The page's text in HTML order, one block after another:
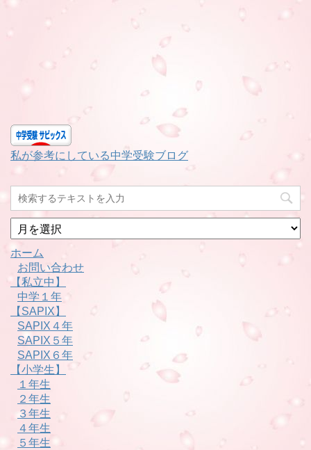
私が参考にしている中学受験ブログ
月
別
ホーム
お問い合わせ
【私立中】
中学１年
【SAPIX】
SAPIX４年
SAPIX５年
SAPIX６年
【小学生】
１年生
２年生
３年生
４年生
５年生